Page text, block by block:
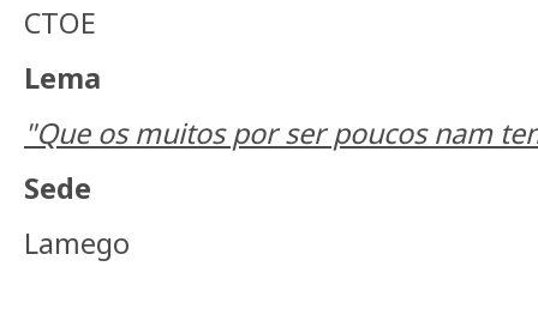
CTOE
Lema
"Que os muitos por ser poucos nam
Sede
Lamego